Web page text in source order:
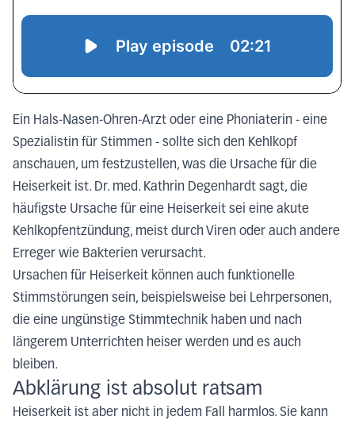
Ein Hals-Nasen-Ohren-Arzt oder eine Phoniaterin - eine
Spezialistin für Stimmen - sollte sich den Kehlkopf
anschauen, um festzustellen, was die Ursache für die
Heiserkeit ist. Dr. med. Kathrin Degenhardt sagt, die
häufigste Ursache für eine Heiserkeit sei eine akute
Kehlkopfentzündung, meist durch Viren oder auch andere
Erreger wie Bakterien verursacht.
Ursachen für Heiserkeit können auch funktionelle
Stimmstörungen sein, beispielsweise bei Lehrpersonen,
die eine ungünstige Stimmtechnik haben und nach
längerem Unterrichten heiser werden und es auch
bleiben.
Abklärung ist absolut ratsam
Heiserkeit ist aber nicht in jedem Fall harmlos. Sie kann